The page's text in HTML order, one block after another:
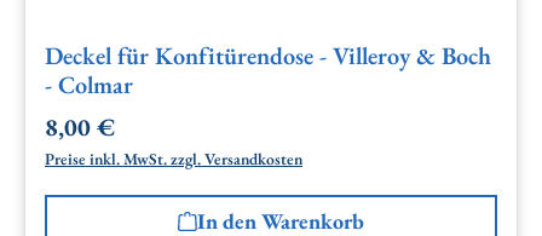
Deckel für Konfitürendose - Villeroy & Boch
- Colmar
Regulärer Preis:
8,00 €
Preise inkl. MwSt. zzgl. Versandkosten
In den Warenkorb